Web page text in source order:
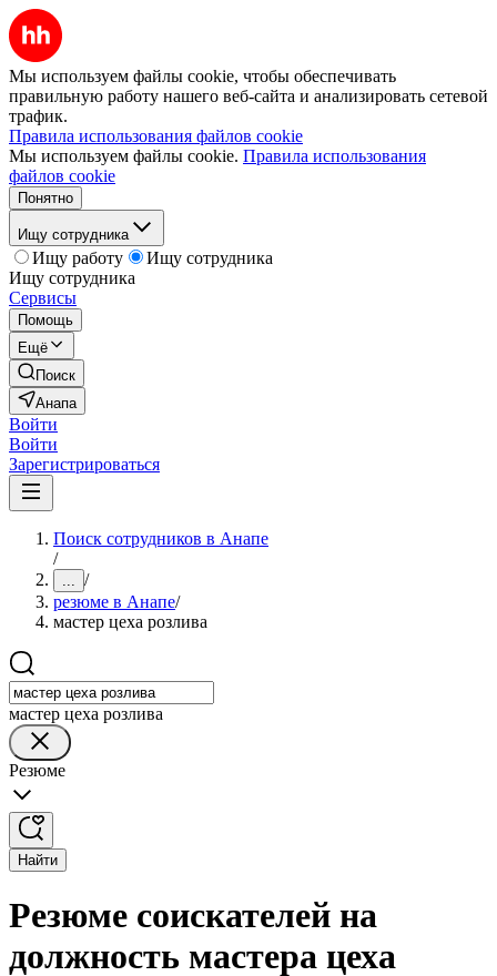
Мы используем файлы cookie, чтобы обеспечивать
правильную работу нашего веб-сайта и анализировать сетевой
трафик.
Правила использования файлов cookie
Мы используем файлы cookie. Правила использования
файлов cookie
Понятно
Ищу сотрудника
Ищу работу
Ищу сотрудника
Ищу сотрудника
Сервисы
Помощь
Ещё
Поиск
Анапа
Войти
Войти
Зарегистрироваться
Поиск сотрудников в Анапе
/
... /
резюме в Анапе/
мастер цеха розлива
мастер цеха розлива
Резюме
Найти
Резюме соискателей на
должность мастера цеха